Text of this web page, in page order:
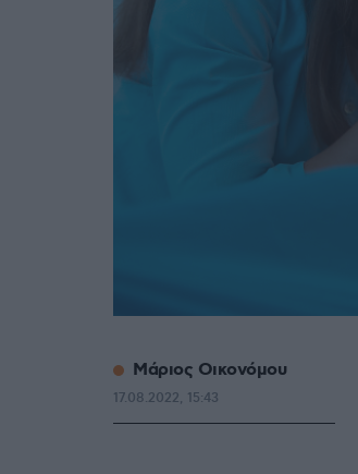
Μάριος Οικονόμου
17.08.2022, 15:43